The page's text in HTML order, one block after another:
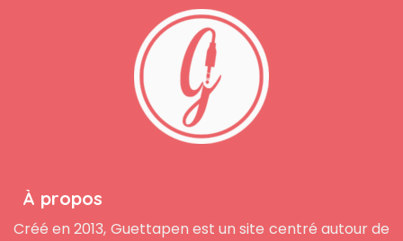
À propos
Créé en 2013, Guettapen est un site centré autour de